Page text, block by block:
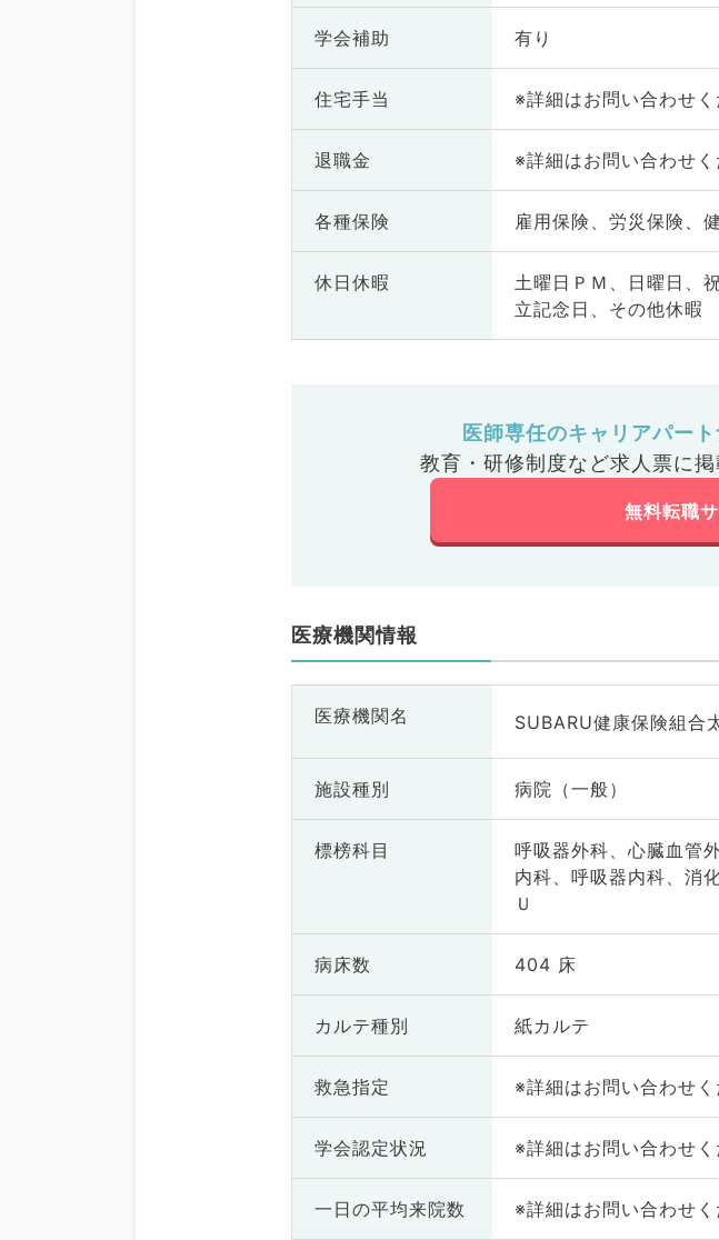
学会補助 有り
住宅手当 ※詳細はお問い合わせく
退職金 ※詳細はお問い合わせく
各種保険 雇用保険、労災保険、
休日休暇
土曜日ＰＭ、日曜日、
立記念日、その他休暇
医師専任のキャリアパート
教育・研修制度など求人票に
無料転職
医療機関情報
医療機関名 SUBARU健康保険組合
施設種別 病院（一般）
標榜科目
呼吸器外科、心臓血管
内科、呼吸器内科、消
Ｕ
病床数 404 床
カルテ種別 紙カルテ
救急指定 ※詳細はお問い合わせく
学会認定状況 ※詳細はお問い合わせく
一日の平均来院数 ※詳細はお問い合わせく